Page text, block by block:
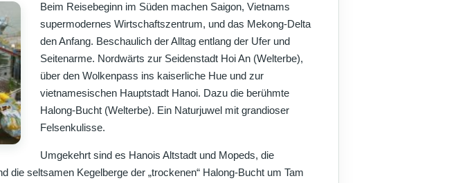
Beim Reisebeginn im Süden machen Saigon, Vietnams
supermodernes Wirtschaftszentrum, und das Mekong-Delta
den Anfang. Beschaulich der Alltag entlang der Ufer und
Seitenarme. Nordwärts zur Seidenstadt Hoi An (Welterbe),
über den Wolkenpass ins kaiserliche Hue und zur
vietnamesischen Hauptstadt Hanoi. Dazu die berühmte
Halong-Bucht (Welterbe). Ein Naturjuwel mit grandioser
Felsenkulisse.
Umgekehrt sind es Hanois Altstadt und Mopeds, die
die seltsamen Kegelberge der „trockenen“ Halong-Bucht um Tam